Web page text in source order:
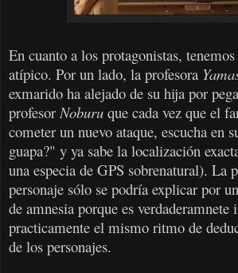
En cuanto a los protagonistas,
atípico. Por un lado, la profesora
exmarido ha alejado de su hija por
profesor Noburu que cada vez que el
cometer un nuevo ataque, escucha en
guapa?" y ya sabe la localización
una especia de GPS sobrenatural). La
personaje sólo se podría explicar por
de amnesia porque es verdaderamnete
practicamente el mismo ritmo de
de los personajes.